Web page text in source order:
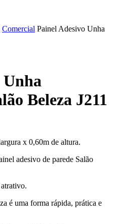
Comercial Painel Adesivo Unha
Unha
Beleza J211
x 0,60m de altura.
adesivo de parede Salão
é uma forma rápida, prática e